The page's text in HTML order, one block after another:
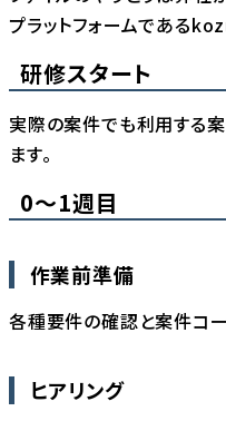
プラットフォームである
研修スタート
実際の案件でも利用する
ます。
0〜1週目
作業前準備
各種要件の確認と案件コー
ヒアリング